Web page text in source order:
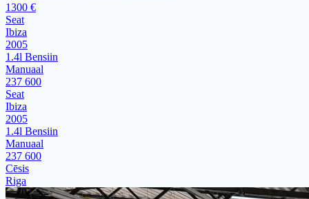
1300 €
Seat
Ibiza
2005
1.4l Bensiin
Manuaal
237 600
Seat
Ibiza
2005
1.4l Bensiin
Manuaal
237 600
Cēsis
Riga